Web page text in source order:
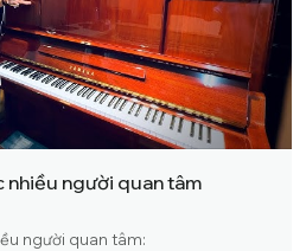
nhiều người quan tâm
người quan tâm: